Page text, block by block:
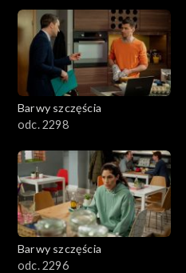
2901-3000
2801–2900
2701–2800
2501–2600
2401–2500
2301–2400
Barwy szczęścia
odc. 2298
Barwy szczęścia
odc. 2296